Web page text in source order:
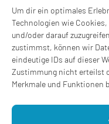
Um dir ein optimales
Technologien wie
und/oder darauf
zustimmst, können wir
eindeutige IDs auf dieser
Zustimmung nicht erteilst
Merkmale und Funktionen